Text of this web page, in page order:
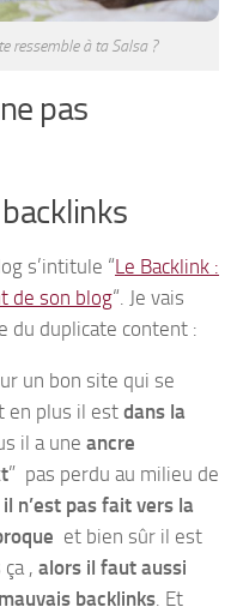
ressemble à ta Salsa ?
pas
s’intitule “Le Backlink :
de son blog“. Je vais
du duplicate content :
un bon site qui se
en plus il estdans la
il a une ancre
” pas perdu au milieu de
il n’est pas fait vers la
et bien sûr il est
, alors il faut aussi
backlinks. Et